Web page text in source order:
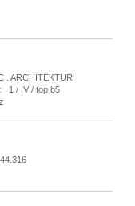
ARCHITEKTUR
1 / IV / top b5